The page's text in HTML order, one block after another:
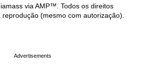
via AMP™. Todos os direitos
(mesmo com autorização).